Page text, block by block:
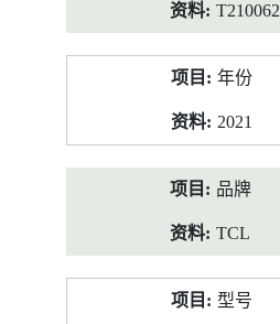
T210062
年份
2021
品牌
TCL
型号